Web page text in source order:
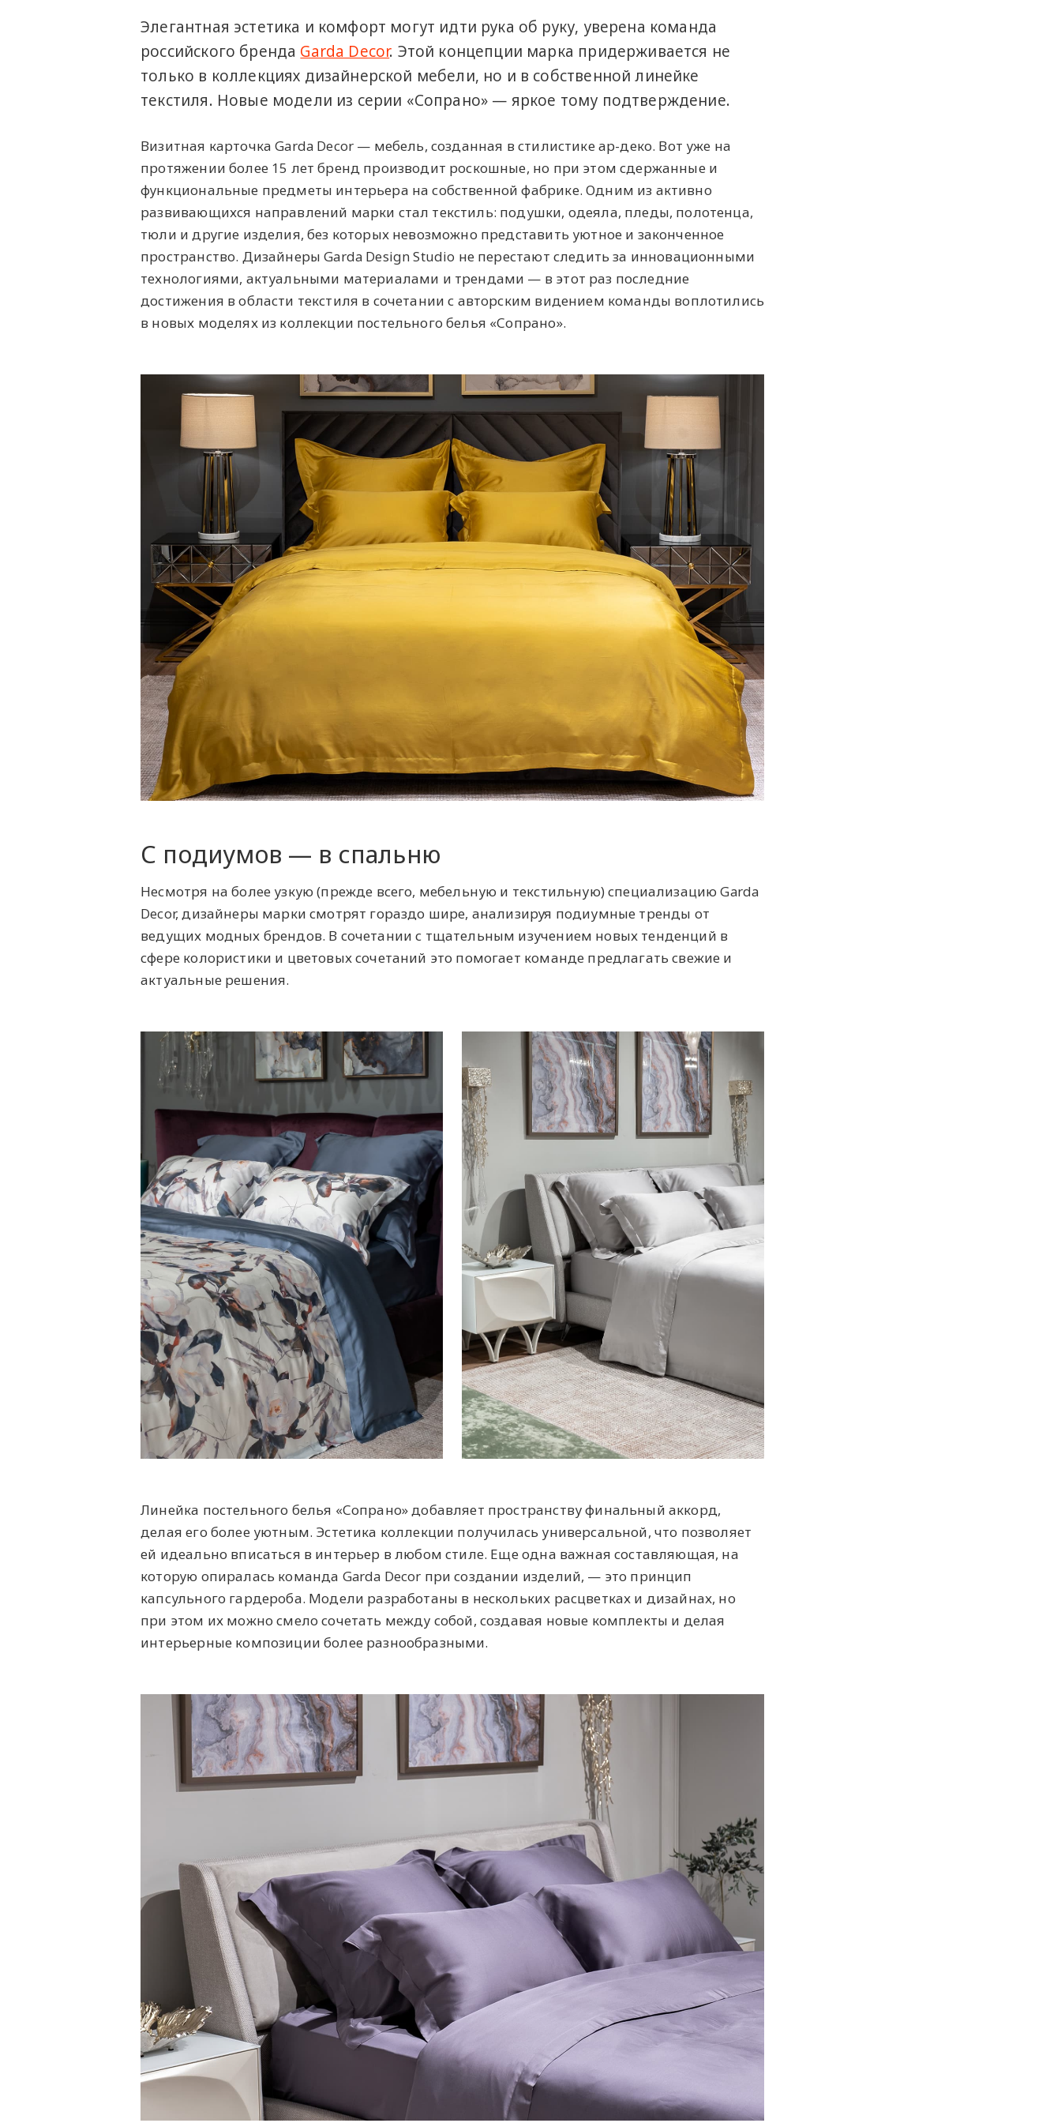
Элегантная эстетика и комфорт могут идти рука об руку, уверена команда
российского бренда Garda Decor. Этой концепции марка придерживается не
только в коллекциях дизайнерской мебели, но и в собственной линейке
текстиля. Новые модели из серии «Сопрано» — яркое тому подтверждение.
Визитная карточка Garda Decor — мебель, созданная в стилистике ар-деко. Вот уже на
протяжении более 15 лет бренд производит роскошные, но при этом сдержанные и
функциональные предметы интерьера на собственной фабрике. Одним из активно
развивающихся направлений марки стал текстиль: подушки, одеяла, пледы, полотенца,
тюли и другие изделия, без которых невозможно представить уютное и законченное
пространство. Дизайнеры Garda Design Studio не перестают следить за инновационными
технологиями, актуальными материалами и трендами — в этот раз последние
достижения в области текстиля в сочетании с авторским видением команды воплотились
в новых моделях из коллекции постельного белья «Сопрано».
С подиумов — в спальню
Несмотря на более узкую (прежде всего, мебельную и текстильную) специализацию Garda
Decor, дизайнеры марки смотрят гораздо шире, анализируя подиумные тренды от
ведущих модных брендов. В сочетании с тщательным изучением новых тенденций в
сфере колористики и цветовых сочетаний это помогает команде предлагать свежие и
актуальные решения.
Линейка постельного белья «Сопрано» добавляет пространству финальный аккорд,
делая его более уютным. Эстетика коллекции получилась универсальной, что позволяет
ей идеально вписаться в интерьер в любом стиле. Еще одна важная составляющая, на
которую опиралась команда Garda Decor при создании изделий, — это принцип
капсульного гардероба. Модели разработаны в нескольких расцветках и дизайнах, но
при этом их можно смело сочетать между собой, создавая новые комплекты и делая
интерьерные композиции более разнообразными.